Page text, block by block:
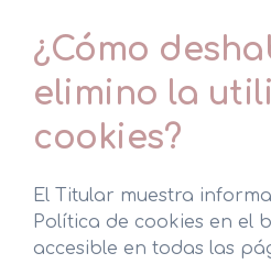
¿Cómo
elimino la
cookies?
El Titular muestra
Política de cookies en el
accesible en todas las